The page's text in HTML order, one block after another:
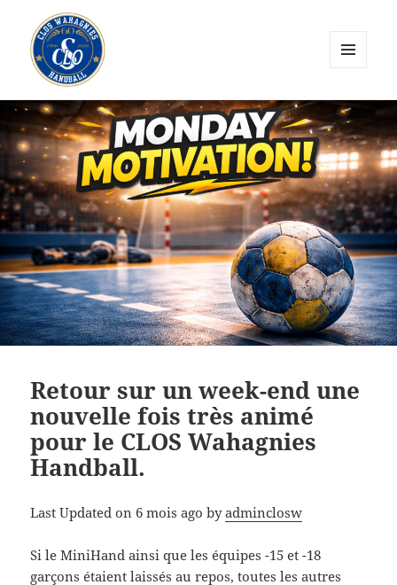
CLOS Wahagnies Handball
WIDGETS
Retour sur un week-end une
nouvelle fois très animé
pour le CLOS Wahagnies
Handball.
Last Updated on 6 mois ago byadminclosw
Si le MiniHand ainsi que les équipes -15 et -18
garçons étaient laissés au repos, toutes les autres